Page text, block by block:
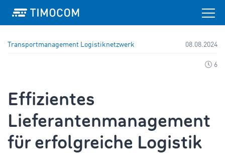
Transportmanagement Logistiknetzwerk 08.08.2024
6
Effizientes
Lieferantenmanagement
für erfolgreiche Logistik